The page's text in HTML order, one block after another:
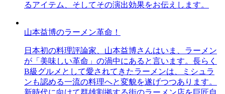
るアイテム、そしてその演出効果をお伝えします。
山本益博のラーメン革命！
日本初の料理評論家、山本益博さんはいま、ラーメン
が「美味しい革命」の渦中にあると言います。長らく
B級グルメとして愛されてきたラーメンは、ミシュラ
ンも認める一流の料理へと変貌を遂げつつあります。